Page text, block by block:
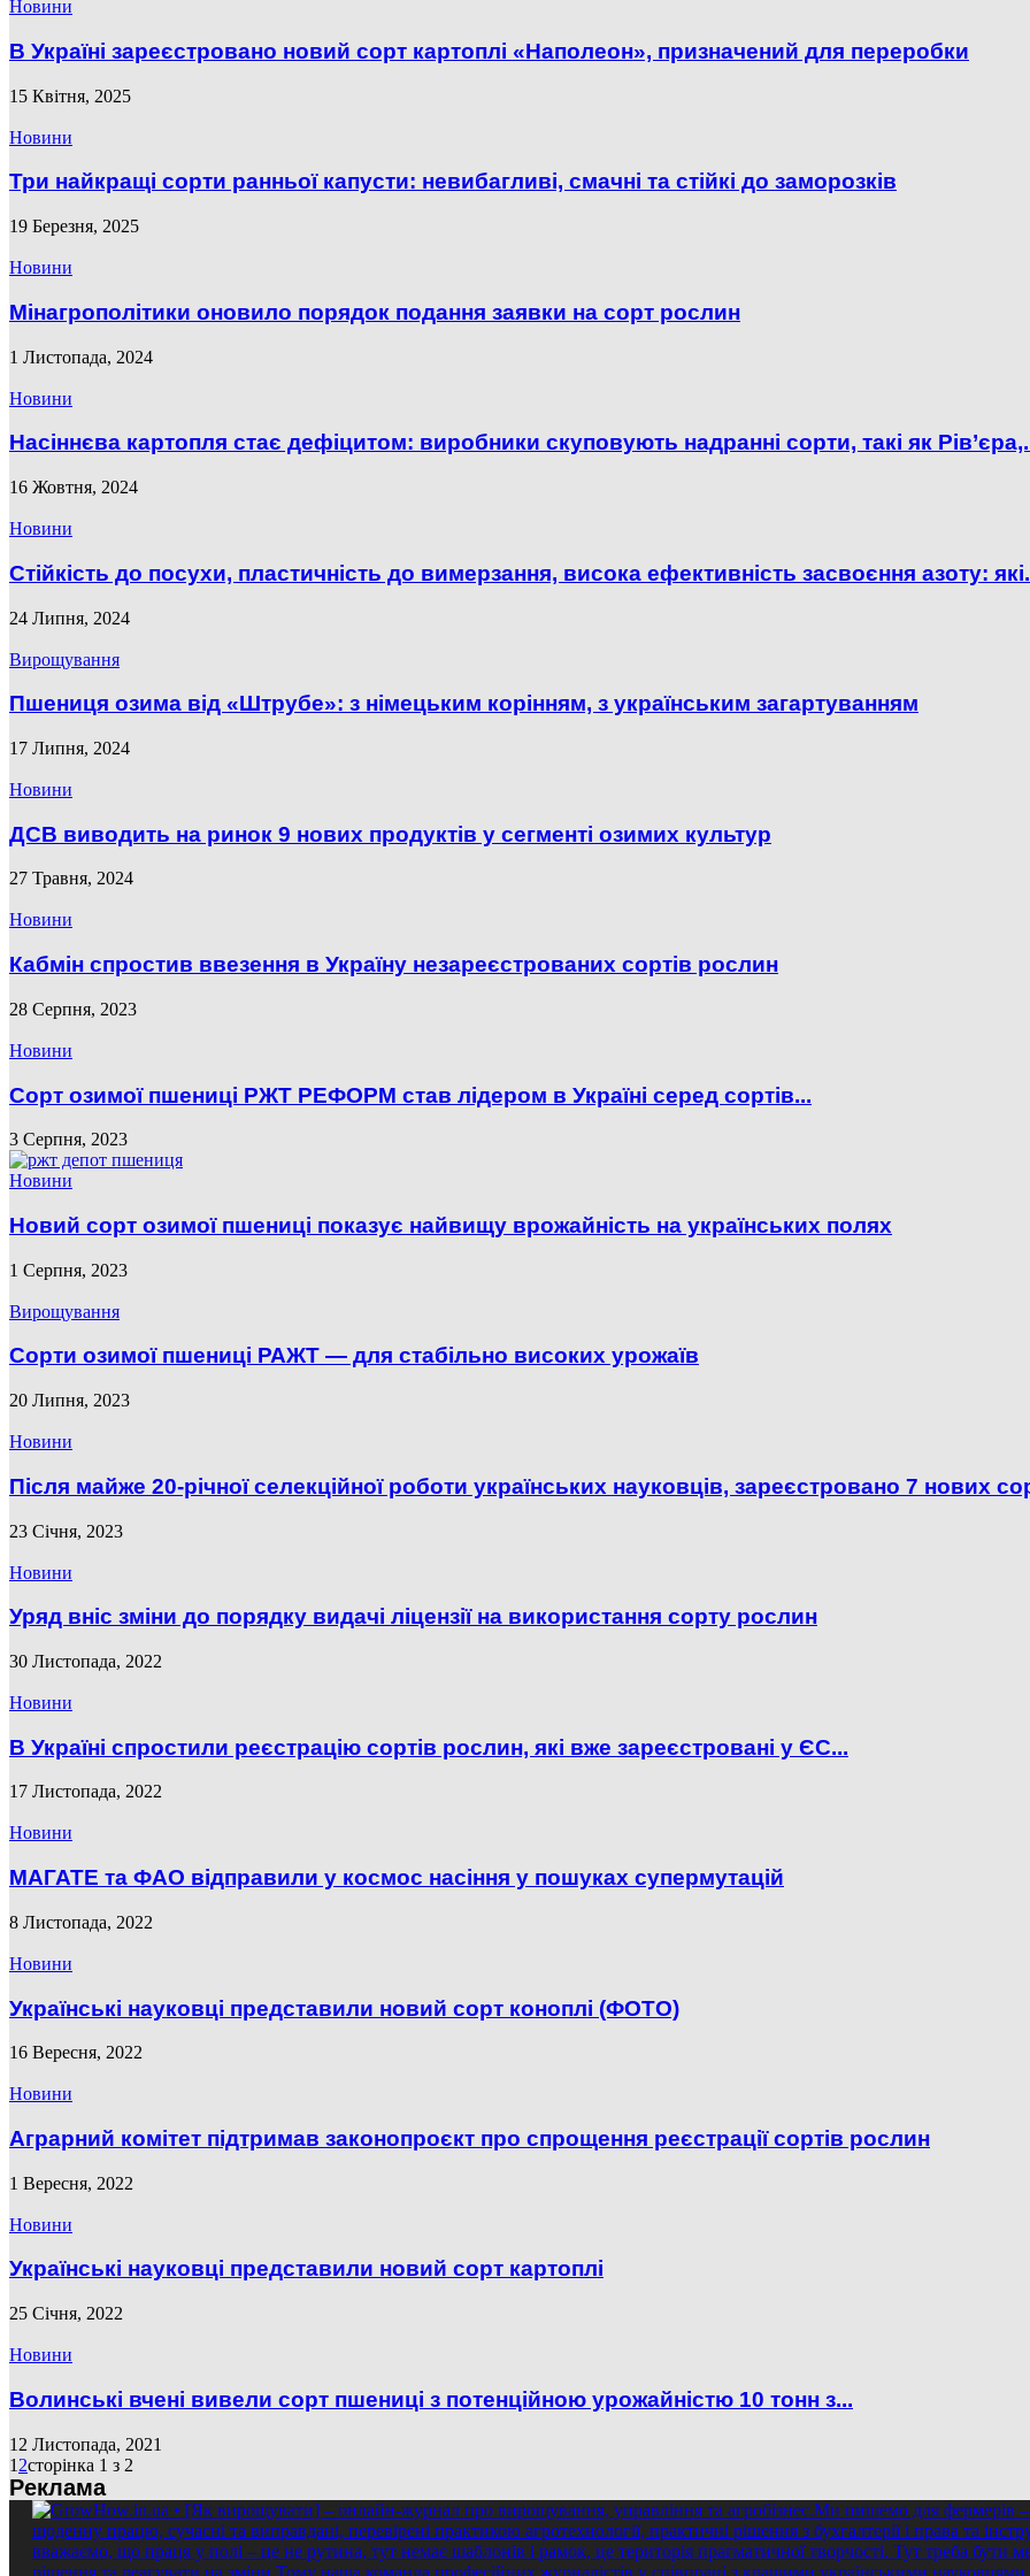
Новини
​В Україні зареєстровано новий сорт картоплі «Наполеон», призначений для переробки​
15 Квітня, 2025
Новини
Три найкращі сорти ранньої капусти: невибагливі, смачні та стійкі до заморозків
19 Березня, 2025
Новини
Мінагрополітики оновило порядок подання заявки на сорт рослин
1 Листопада, 2024
Новини
Насіннєва картопля стає дефіцитом: виробники скуповують надранні сорти, такі як
16 Жовтня, 2024
Новини
Стійкість до посухи, пластичність до вимерзання, висока ефективність засвоєння азоту:
24 Липня, 2024
Вирощування
Пшениця озима від «Штрубе»: з німецьким корінням, з українським загартуванням
17 Липня, 2024
Новини
ДСВ виводить на ринок 9 нових продуктів у сегменті озимих культур
27 Травня, 2024
Новини
Кабмін спростив ввезення в Україну незареєстрованих сортів рослин
28 Серпня, 2023
Новини
Сорт озимої пшениці РЖТ РЕФОРМ став лідером в Україні серед сортів...
3 Серпня, 2023
Новини
Новий сорт озимої пшениці показує найвищу врожайність на українських полях
1 Серпня, 2023
Вирощування
Сорти озимої пшениці РАЖТ — для стабільно високих урожаїв
20 Липня, 2023
Новини
Після майже 20-річної селекційної роботи українських науковців, зареєстровано 7 нових
23 Січня, 2023
Новини
Уряд вніс зміни до порядку видачі ліцензії на використання сорту рослин
30 Листопада, 2022
Новини
В Україні спростили реєстрацію сортів рослин, які вже зареєстровані у ЄС...
17 Листопада, 2022
Новини
МАГАТЕ та ФАО відправили у космос насіння у пошуках супермутацій
8 Листопада, 2022
Новини
Українські науковці представили новий сорт коноплі (ФОТО)
16 Вересня, 2022
Новини
Аграрний комітет підтримав законопроєкт про спрощення реєстрації сортів рослин
1 Вересня, 2022
Новини
Українські науковці представили новий сорт картоплі
25 Січня, 2022
Новини
Волинські вчені вивели сорт пшениці з потенційною урожайністю 10 тонн з...
12 Листопада, 2021
1 2сторінка 1 з 2
Реклама